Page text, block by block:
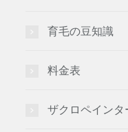
育毛の豆知識
料金表
ザクロペインタ